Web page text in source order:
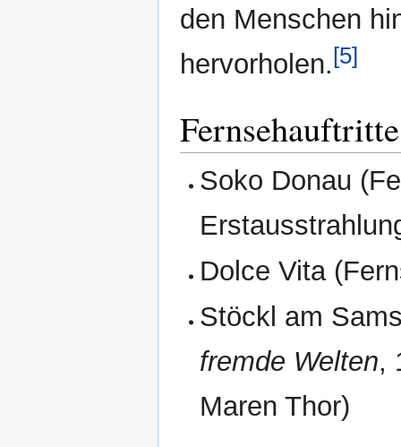
den Menschen
hervorholen.[5]
Soko Donau
Dolce Vita
Stöckl am
fremde Welten,
Maren Thor)